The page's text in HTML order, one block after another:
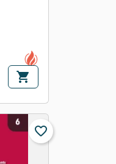
shopping_cart
favorite_border